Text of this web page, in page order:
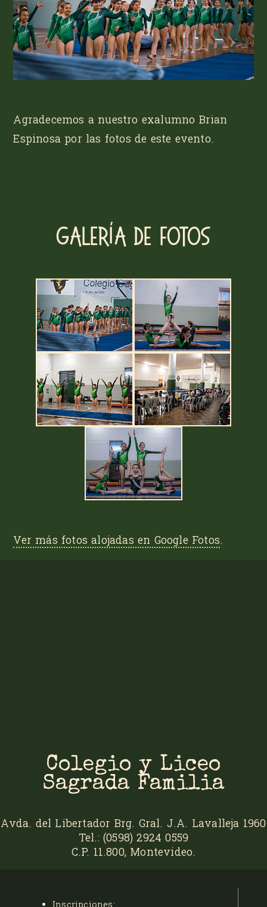
Agradecemos a nuestro exalumno Brian
Espinosa por las fotos de este evento.
Galería de fotos
Ver más fotos alojadas en Google Fotos.
Colegio y Liceo
Sagrada Familia
Avda. del Libertador Brg. Gral. J.A. Lavalleja 1960
Tel.: (0598) 2924 0559
C.P. 11.800, Montevideo.
Inscripciones: